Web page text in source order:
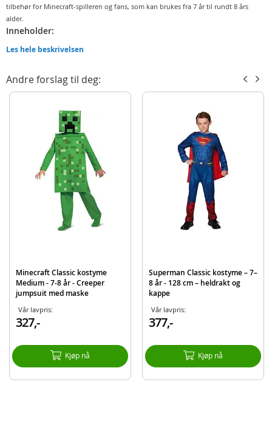
tilbehør for Minecraft-spilleren og fans, som kan brukes fra 7 år til rundt 8 års
alder.
Inneholder:
Maske
Detaljer:
Materiale: polyester
Størrelse: 7-8 år
Merk: Sko følger ikke med.
Produktdetaljer
Les hele beskrivelsen
Andre forslag til deg:
Minecraft Classic kostyme
Medium - 7-8 år - Creeper
jumpsuit med maske
Vår lavpris:
327,-
Kjøp nå
Superman Classic kostyme – 7–
8 år - 128 cm – heldrakt og
kappe
Vår lavpris:
377,-
Kjøp nå